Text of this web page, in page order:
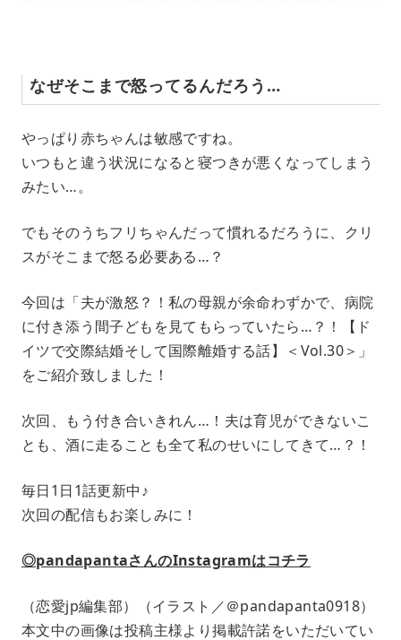
なぜそこまで怒ってるんだろう…
やっぱり赤ちゃんは敏感ですね。
いつもと違う状況になると寝つきが悪くなってしまう
みたい…。
でもそのうちフリちゃんだって慣れるだろうに、クリ
スがそこまで怒る必要ある…？
今回は「夫が激怒？！私の母親が余命わずかで、病院
に付き添う間子どもを見てもらっていたら…？！【ド
イツで交際結婚そして国際離婚する話】＜Vol.30＞」
をご紹介致しました！
次回、もう付き合いきれん…！夫は育児ができないこ
とも、酒に走ることも全て私のせいにしてきて…？！
毎日1日1話更新中♪
次回の配信もお楽しみに！
◎pandapantaさんのInstagramはコチラ
（恋愛jp編集部）（イラスト／＠pandapanta0918）
本文中の画像は投稿主様より掲載許諾をいただいてい